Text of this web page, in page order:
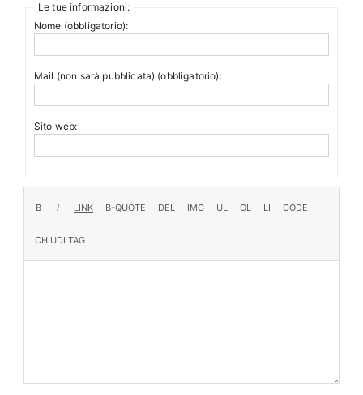
Le tue informazioni:
Nome (obbligatorio):
Mail (non sarà pubblicata) (obbligatorio):
Sito web: